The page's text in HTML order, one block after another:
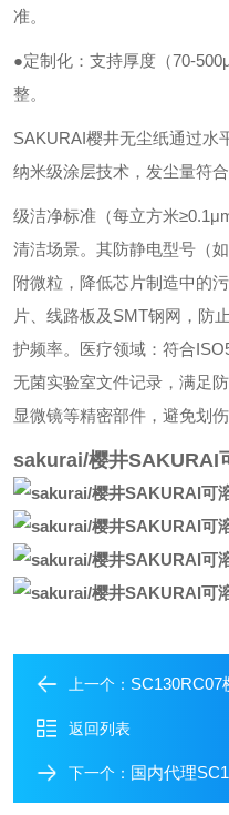
准。
●定制化：支持厚度（70-
整。
SAKURAI樱井无尘纸通过水
纳米级涂层技术，发尘量符
级洁净标准（每立方米
清洁场景。其防静电型号（
附微粒，降低芯片制造中的
片、线路板及SMT钢网，防
护频率。医疗领域：符合
无菌实验室文件记录，满足
显微镜等精密部件，避免划
sakurai/樱井SAKURAI
上一个： SC130RC07樱井
返回列表
下一个： 国内代理SC130G4/